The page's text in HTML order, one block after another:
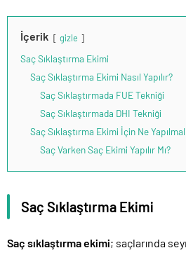
İçerik gizle
Saç Sıklaştırma Ekimi
Saç Sıklaştırma Ekimi Nasıl Yapılır?
Saç Sıklaştırmada FUE Tekniği
Saç Sıklaştırmada DHI Tekniği
Saç Sıklaştırma Ekimi İçin Ne
Saç Varken Saç Ekimi Yapılır Mı?
Saç Sıklaştırma Ekimi
Saç sıklaştırma ekimi; saçlarında